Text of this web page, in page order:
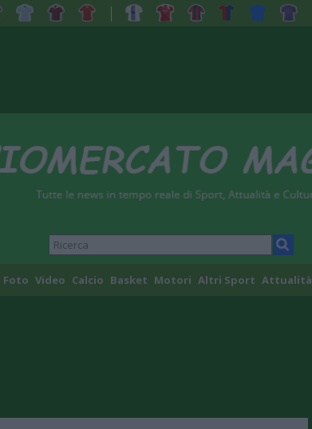
Foto Video Calcio Basket Motori Altri Sport Attualità